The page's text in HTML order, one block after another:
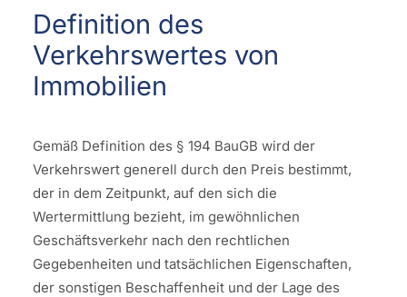
Definition des
Verkehrswertes von
Immobilien
Gemäß Definition des § 194 BauGB wird der
Verkehrswert generell durch den Preis bestimmt,
der in dem Zeitpunkt, auf den sich die
Wertermittlung bezieht, im gewöhnlichen
Geschäftsverkehr nach den rechtlichen
Gegebenheiten und tatsächlichen Eigenschaften,
der sonstigen Beschaffenheit und der Lage des